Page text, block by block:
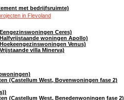
met bedrijfsruimte)
in Flevoland
Ceres)
woningen Apollo)
Venus)
villa Minerva)
(Castellum West, Bovenwoningen fase 2)
(Castellum West, Benedenwoningen fase 2)